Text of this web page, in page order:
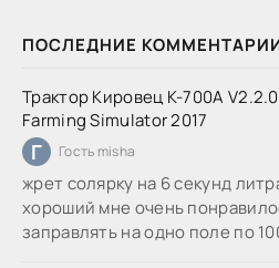
ПОСЛЕДНИЕ
Трактор Кировец К-700А
Farming Simulator 2017
Г Гость misha
жрет солярку на 6 секунд
хороший мне очень
заправлять на одно поле по